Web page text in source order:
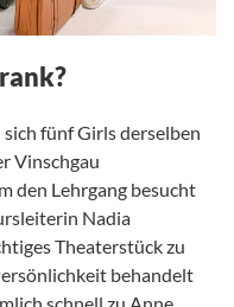
fünf Girls derselben
Vinschgau
den Lehrgang besucht
Nadia
Theaterstück zu
behandelt